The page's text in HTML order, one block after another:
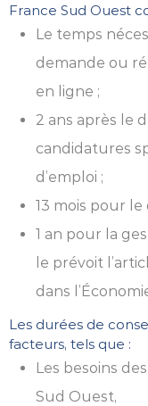
France Sud Ouest
Le temps
demande ou
en ligne ;
2 ans après le
candidatures
d’emploi ;
13 mois pour
1 an pour la
le prévoit
dans
Les durées de
facteurs, tels que :
Les besoins
Sud Ouest,